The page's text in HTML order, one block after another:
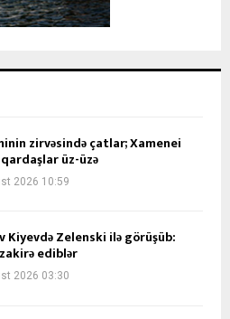
zirvəsində çatlar; Xamenei
üz-üzə
2026 10:59
Kiyevdə Zelenski ilə görüşüb:
ediblər
2026 03:30